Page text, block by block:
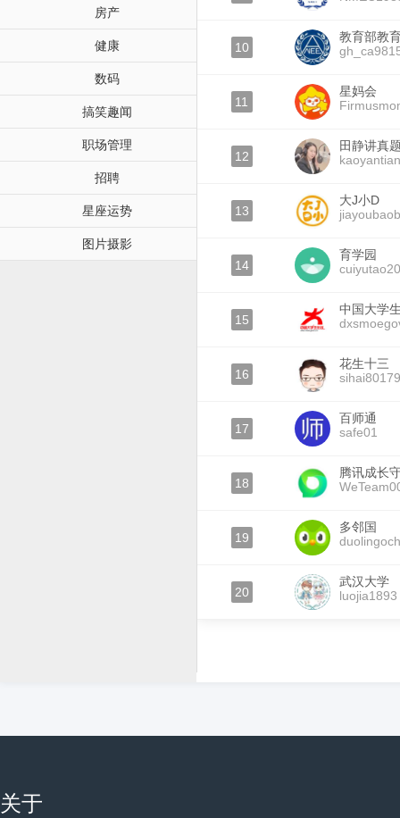
房产
健康
数码
搞笑趣闻
职场管理
招聘
星座运势
图片摄影
10
教育部教
11
星妈会
12
田静讲真
13
大J小D
14
育学园
15
中国大学
16
花生十三
sihai80179
17
百师通
safe01
18
腾讯成长
19
多邻国
20
武汉大学
luojia1893
关于